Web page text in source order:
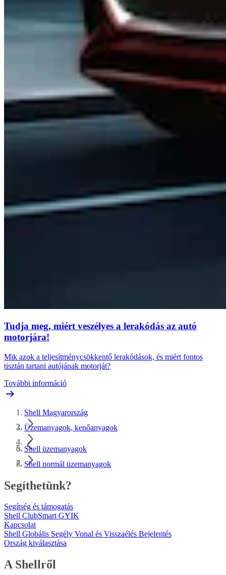
Tudja meg, miért veszélyes a lerakódás az autó
motorjára!
Mik azok a teljesítménycsökkentő lerakódások, és miért fontos
tisztán tartani autójának motorját?
További információ
Shell Magyarország
Üzemanyagok, kenőanyagok
Shell üzemanyagok
Shell normál üzemanyagok
Segíthetünk?
Segítség és támogatás
Shell ClubSmart GYIK
Kapcsolat
Shell Globális Segély Vonal és Visszaélés Bejelentés
Ország kiválasztása
A Shellről